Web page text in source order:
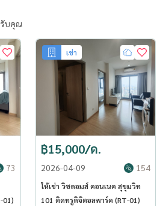
รับคุณ
73
01)
เช่า
฿15,000/ด.
2026-04-09 154
ให้เช่า วิซดอมส์ คอนเนค สุขุมวิท
101 ติดทรูดิจิตอลพาร์ค (RT-01)